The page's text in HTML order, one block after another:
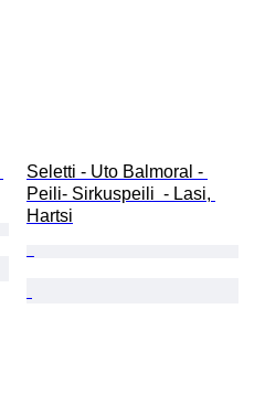
Seletti - Uto Balmoral -
Peili- Sirkuspeili  - Lasi,
Hartsi